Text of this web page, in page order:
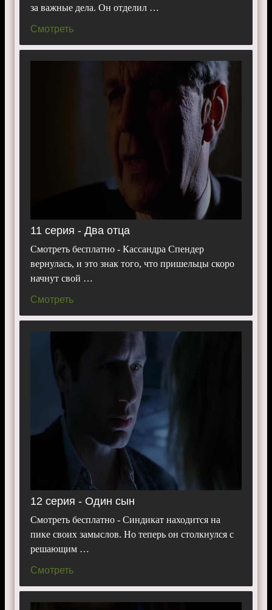
за важные дела. Он отделил …
Смотреть
11 серия - Два отца
Смотреть бесплатно - Кассандра Спендер
вернулась, и это знак того, что пришельцы скоро
начнут свой …
Смотреть
12 серия - Один сын
Смотреть бесплатно - Синдикат находится на
пике своих замыслов. Но теперь он столкнулся с
решающим …
Смотреть